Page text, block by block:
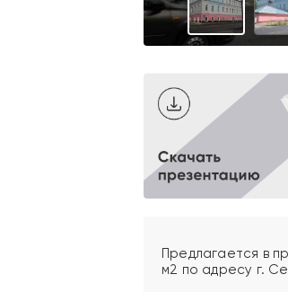
Предлагается в
м2 по адресу г.